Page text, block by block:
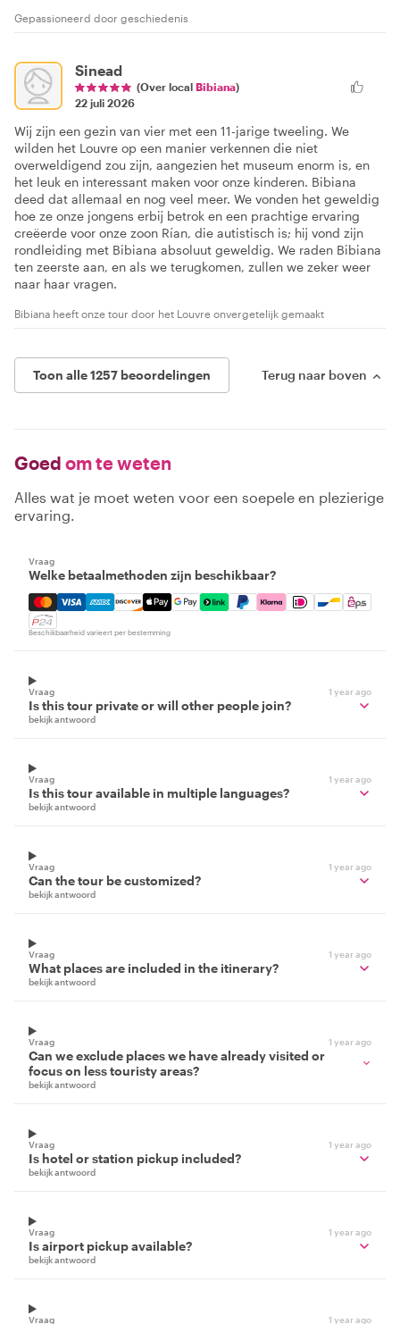
Gepassioneerd door geschiedenis
Sinead
(Over local Bibiana)
22 juli 2026
Wij zijn een gezin van vier met een 11-jarige tweeling. We
wilden het Louvre op een manier verkennen die niet
overweldigend zou zijn, aangezien het museum enorm is, en
het leuk en interessant maken voor onze kinderen. Bibiana
deed dat allemaal en nog veel meer. We vonden het geweldig
hoe ze onze jongens erbij betrok en een prachtige ervaring
creëerde voor onze zoon Rían, die autistisch is; hij vond zijn
rondleiding met Bibiana absoluut geweldig. We raden Bibiana
ten zeerste aan, en als we terugkomen, zullen we zeker weer
naar haar vragen.
Bibiana heeft onze tour door het Louvre onvergetelijk gemaakt
Toon alle 1257 beoordelingen Terug naar boven
Goed om te weten
Alles wat je moet weten voor een soepele en plezierige
ervaring.
Vraag
Welke betaalmethoden zijn beschikbaar?
Mastercard, Visa, Amex, Discover, Apple Pay, Google
Beschikbaarheid varieert per bestemming
Vraag 1 year ago
Is this tour private or will other people join?
bekijk antwoord
Vraag 1 year ago
Is this tour available in multiple languages?
bekijk antwoord
Vraag 1 year ago
Can the tour be customized?
bekijk antwoord
Vraag 1 year ago
What places are included in the itinerary?
bekijk antwoord
Vraag 1 year ago
Can we exclude places we have already visited or
focus on less touristy areas?
bekijk antwoord
Vraag 1 year ago
Is hotel or station pickup included?
bekijk antwoord
Vraag 1 year ago
Is airport pickup available?
bekijk antwoord
Vraag 1 year ago